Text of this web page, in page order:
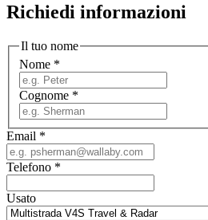
Richiedi informazioni
Il tuo nome
Nome *
Cognome *
Email *
Telefono *
Usato